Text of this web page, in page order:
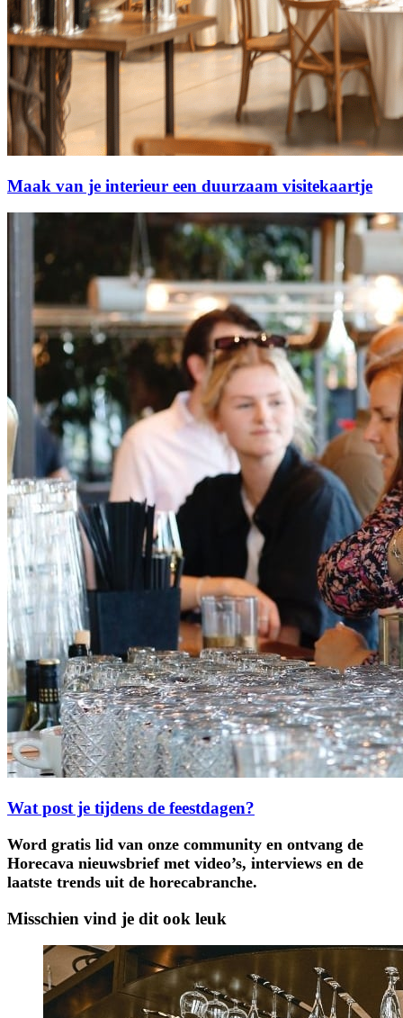
Maak van je interieur een duurzaam visitekaartje
Wat post je tijdens de feestdagen?
Word gratis lid van onze community en ontvang de
Horecava nieuwsbrief met video’s, interviews en de
laatste trends uit de horecabranche.
Misschien vind je dit ook leuk